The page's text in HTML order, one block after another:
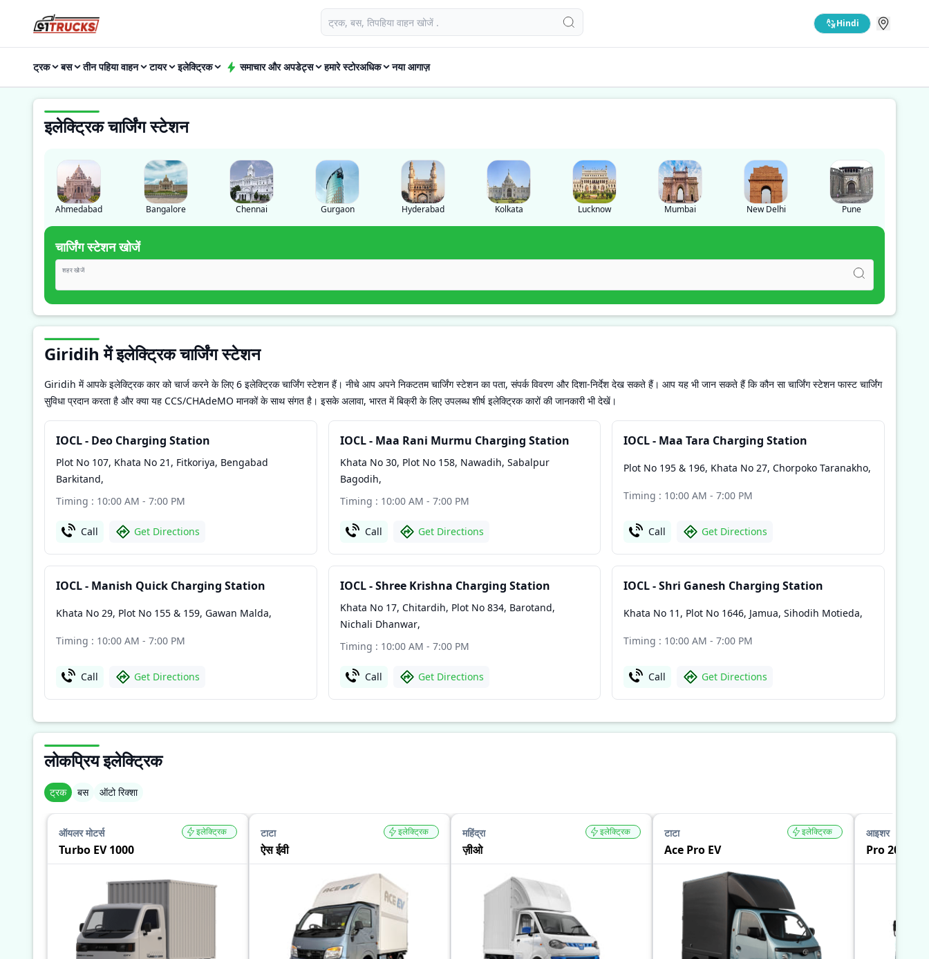
Hindi
ट्रक बस तीन पहिया वाहन टायर इलेक्ट्रिक समाचार और अपडेट्स हमारे स्टोरअधिक नया आगाज़
इलेक्ट्रिक चार्जिंग स्टेशन
Ahmedabad Bangalore Chennai Gurgaon Hyderabad Kolkata Lucknow Mumbai New Delhi Pune
चार्जिंग स्टेशन खोजें
शहर खोजें
Giridih में इलेक्ट्रिक चार्जिंग स्टेशन
Giridih में आपके इलेक्ट्रिक कार को चार्ज करने के लिए 6 इलेक्ट्रिक चार्जिंग स्टेशन हैं। नीचे आप अपने निकटतम चार्जिंग स्टेशन का पता, संपर्क विवरण और दिशा-निर्देश देख सकते हैं। आप यह भी जान सकते हैं कि कौन सा चार्जिंग स्टेशन फास्ट चार्जिंग
सुविधा प्रदान करता है और क्या यह CCS/CHAdeMO मानकों के साथ संगत है। इसके अलावा, भारत में बिक्री के लिए उपलब्ध शीर्ष इलेक्ट्रिक कारों की जानकारी भी देखें।
IOCL - Deo Charging Station
Plot No 107, Khata No 21, Fitkoriya, Bengabad
Barkitand,
Timing : 10:00 AM - 7:00 PM
Call Get Directions
IOCL - Maa Rani Murmu Charging Station
Khata No 30, Plot No 158, Nawadih, Sabalpur
Bagodih,
Timing : 10:00 AM - 7:00 PM
Call Get Directions
IOCL - Maa Tara Charging Station
Plot No 195 & 196, Khata No 27, Chorpoko Taranakho,
Timing : 10:00 AM - 7:00 PM
Call Get Directions
IOCL - Manish Quick Charging Station
Khata No 29, Plot No 155 & 159, Gawan Malda,
Timing : 10:00 AM - 7:00 PM
Call Get Directions
IOCL - Shree Krishna Charging Station
Khata No 17, Chitardih, Plot No 834, Barotand,
Nichali Dhanwar,
Timing : 10:00 AM - 7:00 PM
Call Get Directions
IOCL - Shri Ganesh Charging Station
Khata No 11, Plot No 1646, Jamua, Sihodih Motieda,
Timing : 10:00 AM - 7:00 PM
Call Get Directions
लोकप्रिय इलेक्ट्रिक
ट्रक बस ऑटो रिक्शा
ऑयलर मोटर्स
Turbo EV 1000
इलेक्ट्रिक टाटा
ऐस ईवी
इलेक्ट्रिक महिंद्रा
ज़ीओ
इलेक्ट्रिक टाटा
Ace Pro EV
इलेक्ट्रिक आइशर
Pro 2055 EV